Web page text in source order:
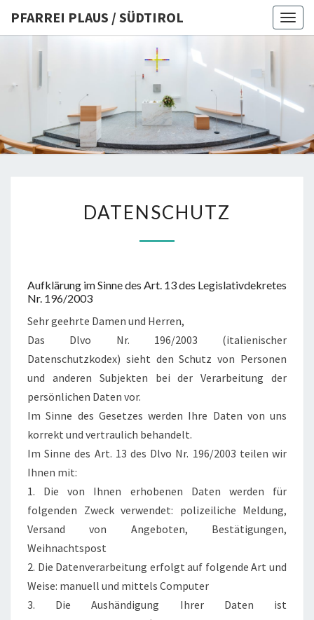
PFARREI PLAUS / SÜDTIROL
PFARREI
PLAUS /
DATENSCHUTZ
Aufklärung im Sinne des Art. 13 des Legislativdekretes
Nr. 196/2003
Sehr geehrte Damen und Herren,
Das Dlvo Nr. 196/2003 (italienischer
Datenschutzkodex) sieht den Schutz von Personen
und anderen Subjekten bei der Verarbeitung der
persönlichen Daten vor.
Im Sinne des Gesetzes werden Ihre Daten von uns
korrekt und vertraulich behandelt.
Im Sinne des Art. 13 des Dlvo Nr. 196/2003 teilen wir
Ihnen mit:
1. Die von Ihnen erhobenen Daten werden für
folgenden Zweck verwendet: polizeiliche Meldung,
Versand von Angeboten, Bestätigungen,
Weihnachtspost
2. Die Datenverarbeitung erfolgt auf folgende Art und
Weise: manuell und mittels Computer
3. Die Aushändigung Ihrer Daten ist